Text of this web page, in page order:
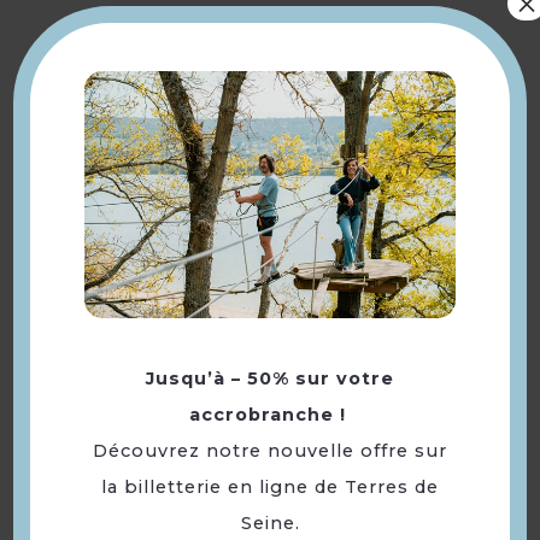
Tarifs
1. Appeler au 06.73.47.41.71
pour vérifier la disponibilité et
réserver votre formule et
horaires 2. Puis : - Soit envoyer
par courrier ou déposer aux
bureaux de Paris ou sur le
park à Flins sur seine, un
chèque de caution de
10€/pers. pour bloquer le
matériel. Ce chèque n'est pas
encaissé, il est mis dans votre
l'organisateur le jour de votre
venue. Joindre le formulaire
- Soit régler les 10€/pers. par
carte bancaire à distance par
internet sans envoyer de
Jusqu’à – 50% sur votre
accrobranche !
Découvrez notre nouvelle offre sur
la billetterie en ligne de Terres de
Seine.